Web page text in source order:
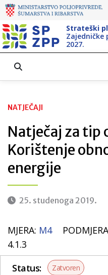
Strateški
Zajedničke
2027.
NATJEČAJI
Natječaj za tip
Korištenje
energije
25. studenoga 2019.
MJERA: M4
4.1.3
Status:
Zatvoren